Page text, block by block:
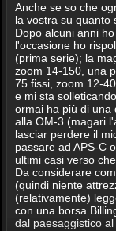
Anche se so che
la vostra su quanto
Dopo alcuni anni
l'occasione ho
(prima serie); la
zoom 14-150, una
75 fissi, zoom 12-
e mi sta
ormai ha più di una
alla OM-3 (magari
lasciar perdere il
passare ad APS-C
ultimi casi verso
Da considerare
(quindi niente
(relativamente)
con una borsa
dal paesaggistico al